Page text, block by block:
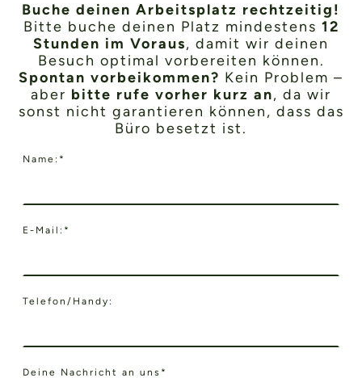
Buche deinen Arbeitsplatz rechtzeitig!
Bitte buche deinen Platz mindestens 12
Stunden im Voraus, damit wir deinen
Besuch optimal vorbereiten können.
Spontan vorbeikommen? Kein Problem –
aber bitte rufe vorher kurz an, da wir
sonst nicht garantieren können, dass das
Büro besetzt ist.
Name: *
E-Mail: *
Telefon/Handy:
Deine Nachricht an uns *